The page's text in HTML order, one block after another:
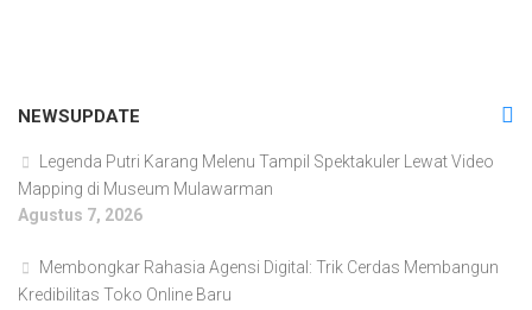
NEWSUPDATE
Legenda Putri Karang Melenu Tampil Spektakuler Lewat Video
Mapping di Museum Mulawarman
Agustus 7, 2026
Membongkar Rahasia Agensi Digital: Trik Cerdas Membangun
Kredibilitas Toko Online Baru